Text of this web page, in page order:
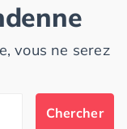
vous ne serez
Chercher